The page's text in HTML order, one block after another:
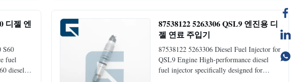
디젤 엔
S60
fuel
diesel
87538122 5263306 QSL9 엔진용 디
젤 연료 주입기
87538122 5263306 Diesel Fuel Injector for
QSL9 Engine High-performance diesel
fuel injector specifically designed for